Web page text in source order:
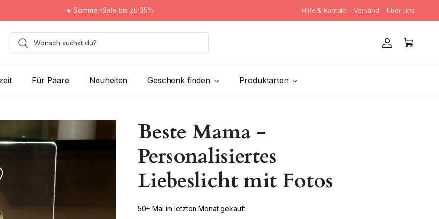
☀️ Sommer-Sale bis zu 35% Hilfe & Kontakt Versand Über uns
KontoWarenkorb
Für Paare Neuheiten Geschenk finden Produktarten
Beste Mama -
Personalisiertes
Liebeslicht mit Fotos
50+ Mal im letzten Monat gekauft